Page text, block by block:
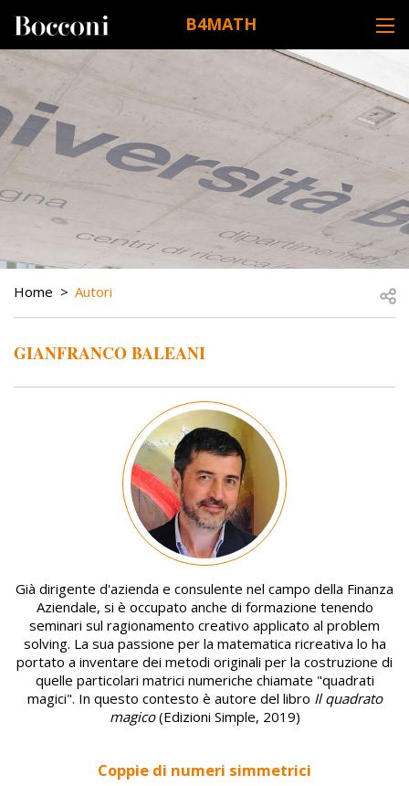
B4MATH
DESK NAVIGATION
BREADCRUMB
Home Autori
GIANFRANCO BALEANI
Già dirigente d'azienda e consulente nel campo della Finanza
Aziendale, si è occupato anche di formazione tenendo
seminari sul ragionamento creativo applicato al problem
solving. La sua passione per la matematica ricreativa lo ha
portato a inventare dei metodi originali per la costruzione di
quelle particolari matrici numeriche chiamate "quadrati
magici". In questo contesto è autore del libro Il quadrato
magico(Edizioni Simple, 2019)
Coppie di numeri simmetrici